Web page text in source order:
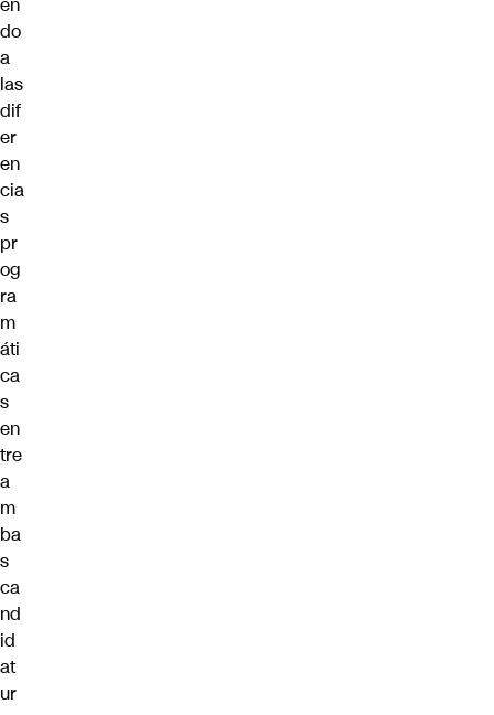
do
a
las
dif
er
en
cia
s
pr
og
ra
m
áti
ca
s
en
tre
a
m
ba
s
ca
nd
id
at
ur